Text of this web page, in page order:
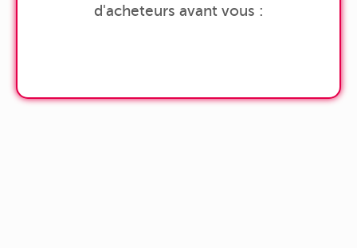
d'acheteurs avant vous :